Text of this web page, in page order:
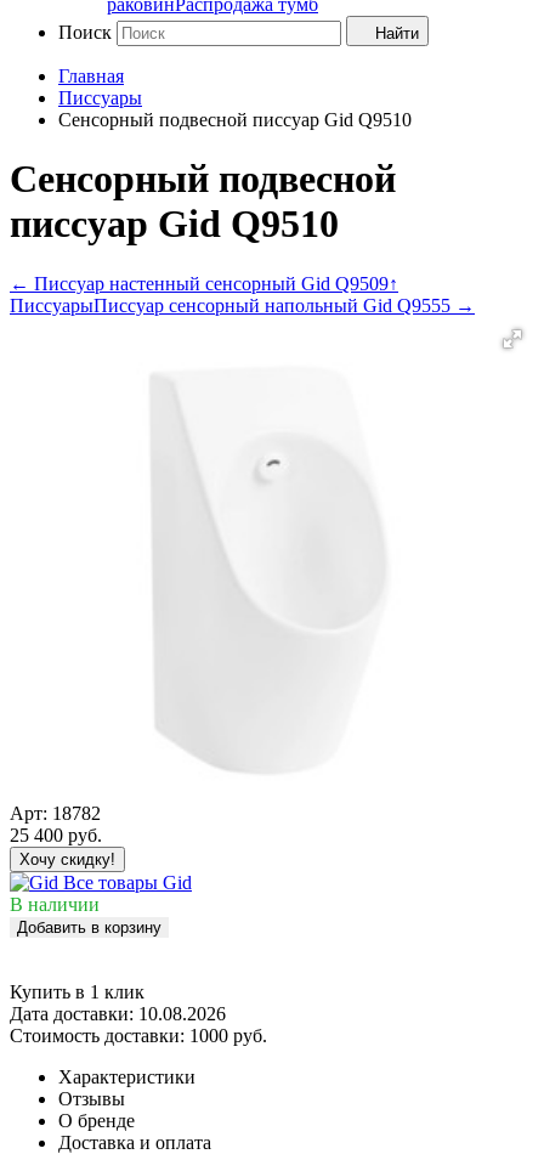
раковинРаспродажа тумб
Поиск
Найти
Главная
Писсуары
Сенсорный подвесной писсуар Gid Q9510
Сенсорный подвесной
писсуар Gid Q9510
← Писсуар настенный сенсорный Gid Q9509↑
ПиссуарыПиссуар сенсорный напольный Gid Q9555 →
Арт: 18782
25 400 руб.
Хочу скидку!
Все товары Gid
В наличии
Добавить в корзину
Купить в 1 клик
Дата доставки: 10.08.2026
Стоимость доставки: 1000 руб.
Характеристики
Отзывы
О бренде
Доставка и оплата